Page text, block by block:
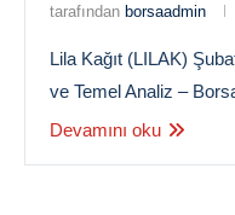
tarafından borsaadmin
Lila Kağıt (LILAK)
ve Temel Analiz –
Devamını oku